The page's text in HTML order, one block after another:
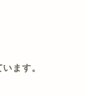
ます。